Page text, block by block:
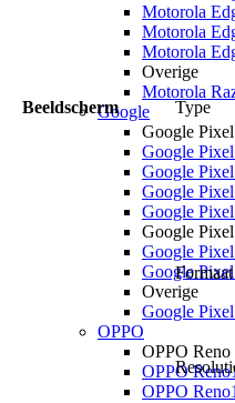
Motorola
Motorola
Motorola
Overige
Motorola
Google
Google
Google
Google
Google
Google
Google
Google
Google
Overige
Google
OPPO
OPPO Reno
OPPO
OPPO
Beeldscherm Type
Formaat